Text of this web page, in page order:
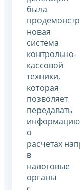
была
новая
система
контрольно-
кассовой
техники,
которая
позволяет
передавать
информацию
о
расчетах
в
налоговые
органы